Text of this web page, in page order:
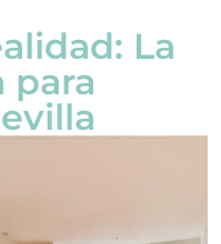
La
para